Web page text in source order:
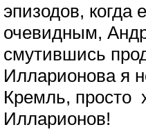
эпизодов, когда
очевидным,
смутившись
Илларионова я
Кремль, просто
Илларионов!